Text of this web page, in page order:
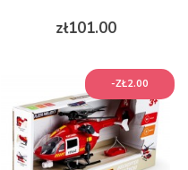
zł101.00
Price
-ZŁ2.00